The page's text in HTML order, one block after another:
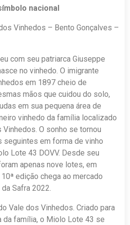
nacional
Vinhedos – Bento Gonçalves –
com seu patriarca Giuseppe
no vinhedo. O imigrante
em 1897 cheio de
mãos que cuidou do solo,
em sua pequena área de
vinhedo da família localizado
O sonho se tornou
seguintes em forma de vinho
Lote 43 DOVV. Desde seu
apenas nove lotes, em
edição chega ao mercado
Safra 2022.
Vale dos Vinhedos. Criado para
da família, o Miolo Lote 43 se